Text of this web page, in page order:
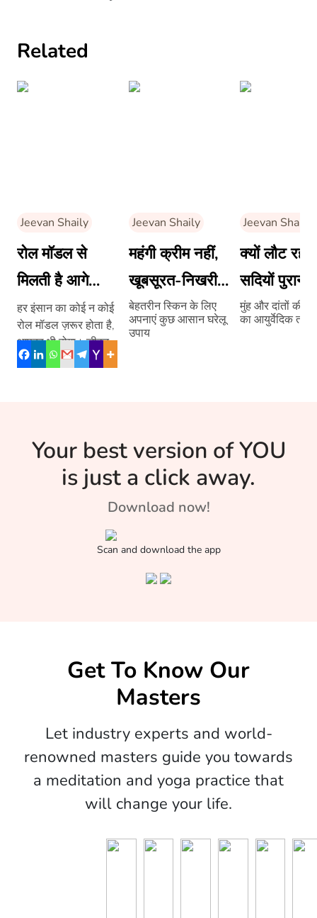
Related
Jeevan Shaily
रोल मॉडल से
मिलती है आगे
बढ़ने की प्रेरणा
हर इंसान का कोई न कोई
रोल मॉडल ज़रूर होता है,
आपका भी होगा। जीवन में
सफलता के लिए एक […]
Jeevan Shaily
महंगी क्रीम नहीं,
खूबसूरत-निखरी
त्वचा के लिए
आज़माएं ये आसान
बेहतरीन स्किन के लिए
अपनाएं कुछ आसान घरेलू
उपाय
Jeevan Shaily
क्यों लौट रही
सदियों पुरानी
ऑयल पुलिंग
मुंह और दांतों की
का आयुर्वेदिक
Your best version of YOU
is just a click away.
Download now!
Scan and download the app
Get To Know Our
Masters
Let industry experts and world-
renowned masters guide you towards
a meditation and yoga practice that
will change your life.